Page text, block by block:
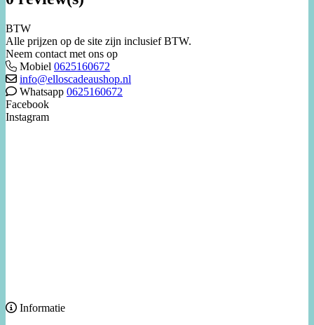
BTW
Alle prijzen op de site zijn inclusief BTW.
Neem contact met ons op
Mobiel 0625160672
info@elloscadeaushop.nl
Whatsapp 0625160672
Facebook
Instagram
Informatie